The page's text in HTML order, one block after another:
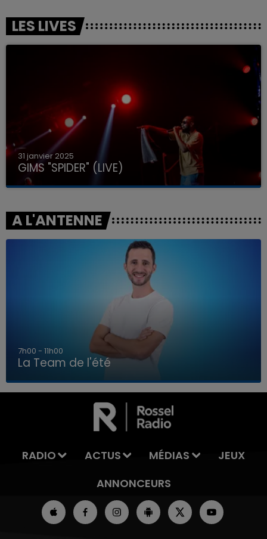
LA TEAM DE L'ÉTÉ
LES LIVES
31 janvier 2025
GIMS "SPIDER" (LIVE)
A L'ANTENNE
7h00 - 11h00
La Team de l'été
RADIO ACTUS MÉDIAS
JEUX
ANNONCEURS